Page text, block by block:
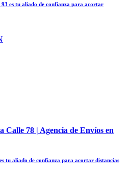
es tu aliado de confianza para acortar
78 | Agencia de Envíos en
tu aliado de confianza para acortar distancias